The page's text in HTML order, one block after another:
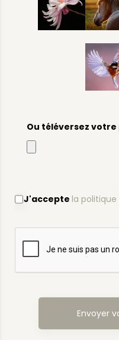
Ou téléversez
J'accepte la